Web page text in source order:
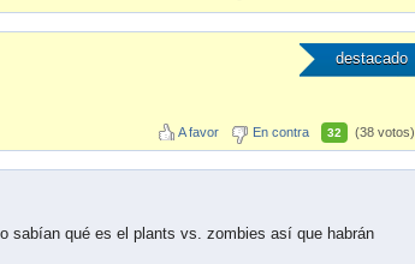
destacado
A favor En contra 32 (38 votos)
sabían qué es el plants vs. zombies así que habrán